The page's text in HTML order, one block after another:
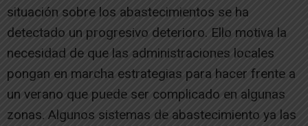
situación sobre los abastecimientos se ha
detectado un progresivo deterioro. Ello motiva la
necesidad de que las administraciones locales
pongan en marcha estrategias para hacer frente a
un verano que puede ser complicado en algunas
zonas. Algunos sistemas de abastecimiento ya las